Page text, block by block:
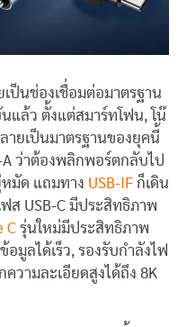
เป็นช่องเชื่อมต่อมาตรฐาน
ล้ว ตั้งแต่สมาร์ทโฟน, โน๊
ายเป็นมาตรฐานของยุคนี้
A ว่าต้องพลิกพอร์ตกลับไป
มัด แถมทาง USB-IF ก็เดิน
ส USB-C มีประสิทธิภาพ
C รุ่นใหม่มีประสิทธิภาพ
มูลได้เร็ว, รองรับกำลังไฟ
วามละเอียดสูงได้ถึง 8K